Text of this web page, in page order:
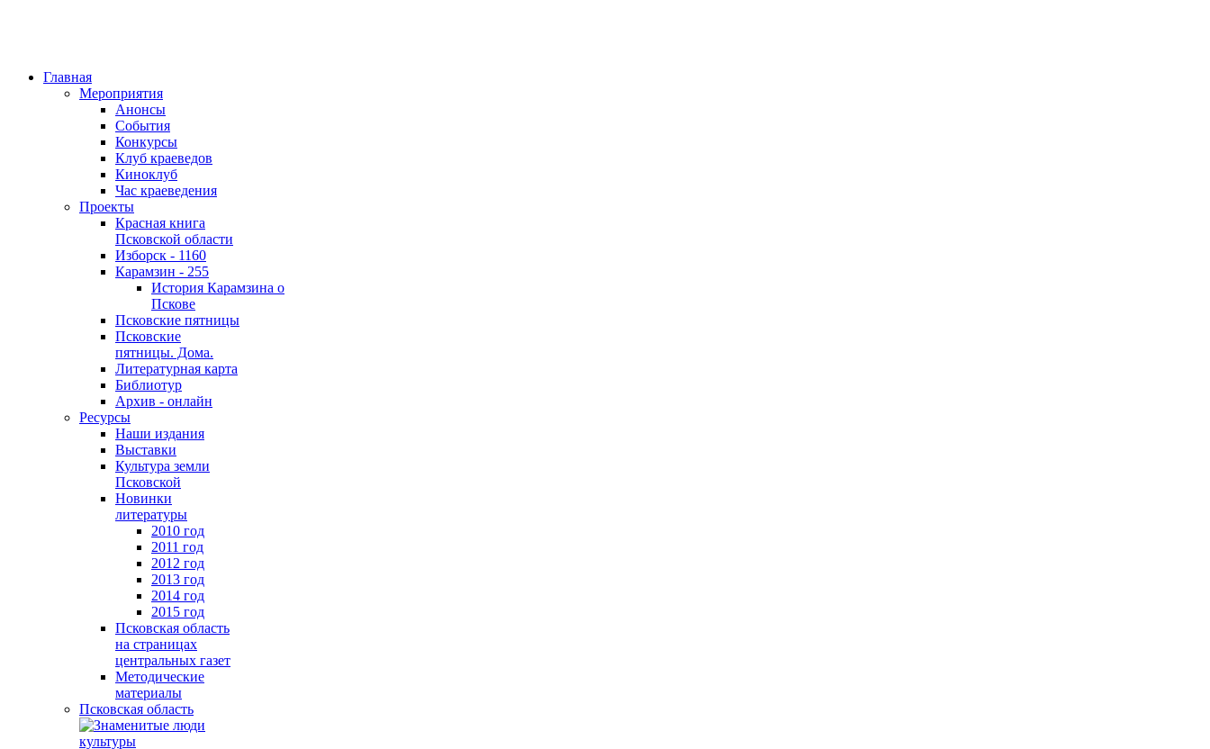
Главная
Мероприятия
Анонсы
События
Конкурсы
Клуб краеведов
Киноклуб
Час краеведения
Проекты
Красная книга
Псковской области
Изборск - 1160
Карамзин - 255
История Карамзина о
Пскове
Псковские пятницы
Псковские
пятницы. Дома.
Литературная карта
Библиотур
Архив - онлайн
Ресурсы
Наши издания
Выставки
Культура земли
Псковской
Новинки
литературы
2010 год
2011 год
2012 год
2013 год
2014 год
2015 год
Псковская область
на страницах
центральных газет
Методические
материалы
Псковская область